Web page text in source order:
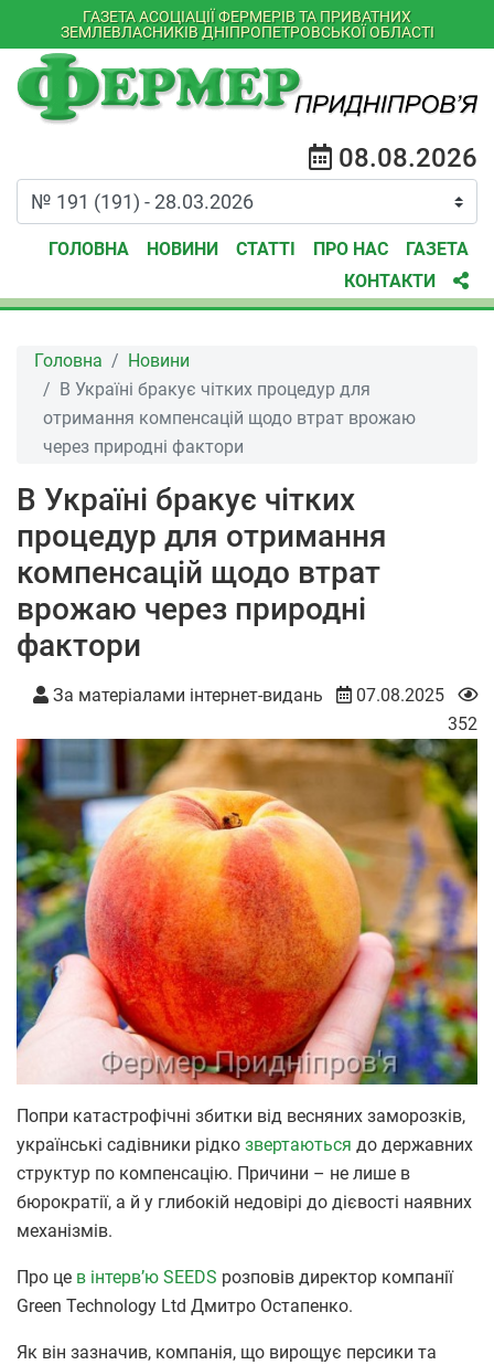
ГАЗЕТА АСОЦІАЦІЇ ФЕРМЕРІВ ТА ПРИВАТНИХ
ЗЕМЛЕВЛАСНИКІВ ДНІПРОПЕТРОВСЬКОЇ ОБЛАСТІ
08.08.2026
ГОЛОВНА НОВИНИ СТАТТІ ПРО НАС
ГАЗЕТА
КОНТАКТИ
Головна
Новини
В Україні бракує чітких процедур для
отримання компенсацій щодо втрат врожаю
через природні фактори
В Україні бракує чітких
процедур для отримання
компенсацій щодо втрат
врожаю через природні
фактори
За матеріалами інтернет-видань
07.08.2025
352
Попри катастрофічні збитки від весняних заморозків,
українські садівники рідко звертаються до державних
структур по компенсацію. Причини – не лише в
бюрократії, а й у глибокій недовірі до дієвості наявних
механізмів.
Про це в інтерв’ю SEEDS розповів директор компанії
Green Technology Ltd Дмитро Остапенко.
Як він зазначив, компанія, що вирощує персики та